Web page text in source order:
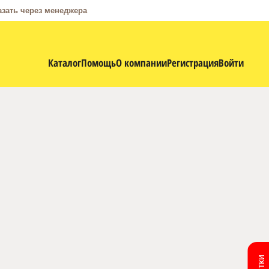
через менеджера
КаталогПомощьО компанииРегистрацияВойти